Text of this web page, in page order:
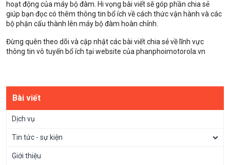
hoạt động của máy bộ đàm. Hi vọng bài viết sẽ góp phần chia sẻ
giúp bạn đọc có thêm thông tin bổ ích về cách thức vận hành và các
bộ phận cấu thành lên máy bộ đàm hoàn chỉnh.
Đừng quên theo dõi và cập nhật các bài viết chia sẻ về lĩnh vực
thông tin vô tuyến bổ ích tại website của phanphoimotorola.vn
Bài viết
Dịch vụ
Tin tức - sự kiện
Giới thiệu